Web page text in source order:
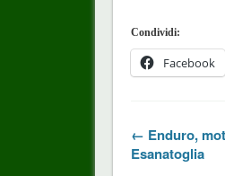
Condividi:
Facebook
← Enduro,
Esanatoglia